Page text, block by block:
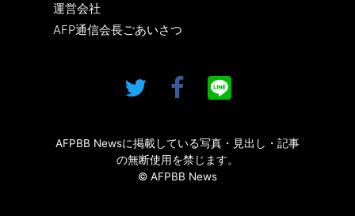
運営会社
AFP通信会長ごあいさつ
AFPBB Newsに掲載している写真・見出し・記事
の無断使用を禁じます。
© AFPBB News